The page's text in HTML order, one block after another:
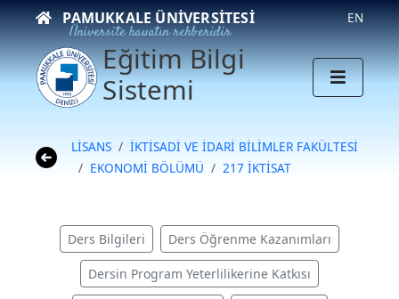
PAMUKKALE ÜNIVERSITESI
Üniversite hayatın rehberidir
EN
Eğitim Bilgi
Sistemi
LİSANS
İKTİSADİ VE İDARİ BİLİMLER FAKÜLTESİ
EKONOMİ BÖLÜMÜ
217 İKTİSAT
Ders Bilgileri Ders Öğrenme Kazanımları
Dersin Program Yeterlilikerine Katkısı